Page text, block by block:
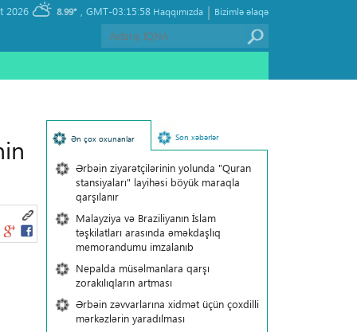
GMT-03:15:58
8.99° Bizimlə əlaqə
|
Haqqımızda
Ən çox oxunanlar Son xəbərlər
Ərbəin ziyarətçilərinin yolunda "Quran
stansiyaları" layihəsi böyük maraqla
qarşılanır
Malayziya və Braziliyanın İslam
təşkilatları arasında əməkdaşlıq
memorandumu imzalanıb
Nepalda müsəlmanlara qarşı
zorakılıqların artması
Ərbəin zəvvarlarına xidmət üçün çoxdilli
mərkəzlərin yaradılması